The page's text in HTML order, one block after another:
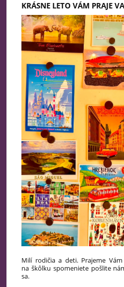
KRÁSNE LETO VÁM PRAJE
Milí rodičia a deti. Prajeme
na škôlku spomeniete pošlite
sa.